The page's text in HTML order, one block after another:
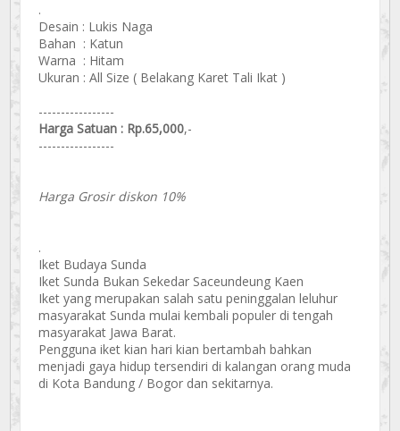
.
Desain : Lukis Naga
Bahan : Katun
Warna : Hitam
Ukuran : All Size ( Belakang Karet Tali Ikat )
-----------------
Harga Satuan : Rp.65,000,-
-----------------
Harga Grosir diskon 10%
.
Iket Budaya Sunda
Iket Sunda Bukan Sekedar Saceundeung Kaen
Iket yang merupakan salah satu peninggalan leluhur
masyarakat Sunda mulai kembali populer di tengah
masyarakat Jawa Barat.
Pengguna iket kian hari kian bertambah bahkan
menjadi gaya hidup tersendiri di kalangan orang muda
di Kota Bandung / Bogor dan sekitarnya.